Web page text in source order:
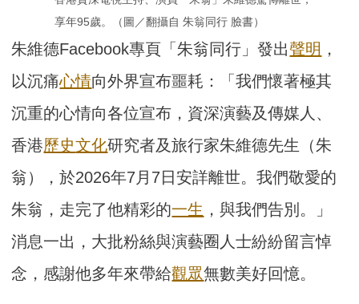
享年95歲。（圖／翻攝自 朱翁同行 臉書）
朱維德Facebook專頁「朱翁同行」發出聲明 ，
以沉痛心情向外界宣布噩耗：「我們懷著極其
沉重的心情向各位宣布，資深演藝及傳媒人、
香港歷史文化研究者及旅行家朱維德先生（朱
翁），於2026年7月7日安詳離世。我們敬愛的
朱翁，走完了他精彩的一生 ，與我們告別。」
消息一出，大批粉絲與演藝圈人士紛紛留言悼
念，感謝他多年來帶給觀眾無數美好回憶。